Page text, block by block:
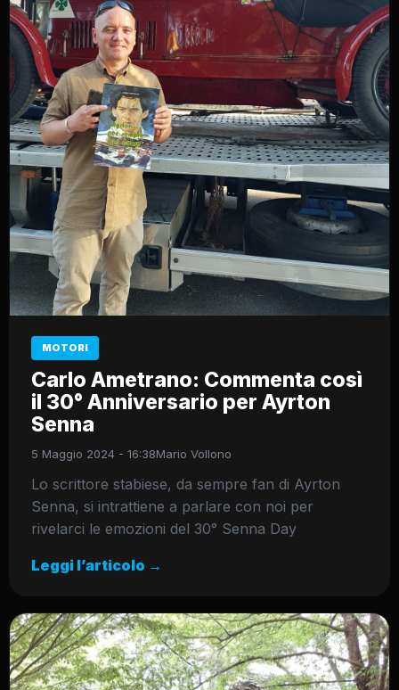
MOTORI
Carlo Ametrano: Commenta così
il 30° Anniversario per Ayrton
Senna
5 Maggio 2024 - 16:38Mario Vollono
Lo scrittore stabiese, da sempre fan di Ayrton
Senna, si intrattiene a parlare con noi per
rivelarci le emozioni del 30° Senna Day
Leggi l’articolo →